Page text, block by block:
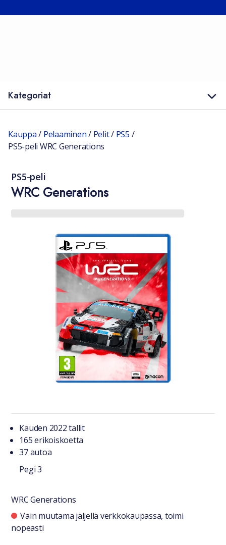
Kategoriat
Kauppa/ Pelaaminen/ Pelit/ PS5 /
PS5-peli WRC Generations
WRC Generations
PS5-peli
Tuotteesta lyhyesti
Kauden 2022 tallit
165 erikoiskoetta
37 autoa
Pegi 3
WRC Generations
Saatavuustiedot
Vain muutama jäljellä verkkokaupassa, toimi
nopeasti